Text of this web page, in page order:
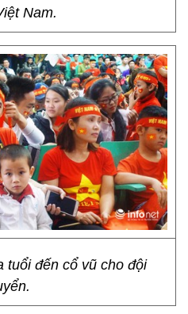
Nam.
tuổi đến cổ vũ cho đội